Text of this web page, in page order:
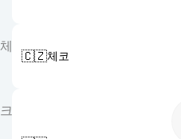
체
🇨🇿체코
크